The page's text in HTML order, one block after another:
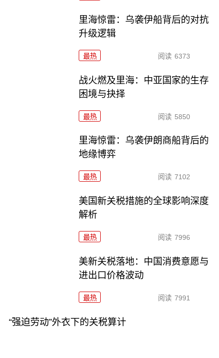
里海惊雷：乌袭伊船背后的对抗
升级逻辑
最热 阅读 6373
战火燃及里海：中亚国家的生存
困境与抉择
最热 阅读 5850
里海惊雷：乌袭伊朗商船背后的
地缘博弈
最热 阅读 7102
美国新关税措施的全球影响深度
解析
最热 阅读 7996
美新关税落地：中国消费意愿与
进出口价格波动
最热 阅读 7991
“强迫劳动”外衣下的关税算计